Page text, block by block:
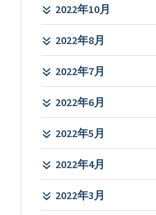
2022年10月
2022年8月
2022年7月
2022年6月
2022年5月
2022年4月
2022年3月